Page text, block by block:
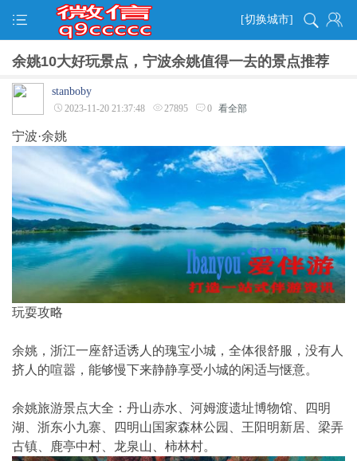
[切换城市]
余姚10大好玩景点，宁波余姚值得一去的景点推荐
stanboby
2023-11-20 21:37:48 27895 0 看全部
宁波·余姚
玩耍攻略
余姚，浙江一座舒适诱人的瑰宝小城，全体很舒服，没有人
挤人的喧嚣，能够慢下来静静享受小城的闲适与惬意。
余姚旅游景点大全：丹山赤水、河姆渡遗址博物馆、四明
湖、浙东小九寨、四明山国家森林公园、王阳明新居、梁弄
古镇、鹿亭中村、龙泉山、柿林村。